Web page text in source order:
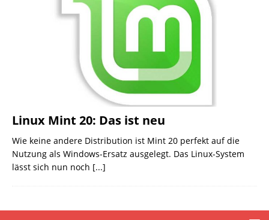
Linux Mint 20: Das ist neu
Wie keine andere Distribution ist Mint 20 perfekt auf die
Nutzung als Windows-Ersatz ausgelegt. Das Linux-System
lässt sich nun noch [...]